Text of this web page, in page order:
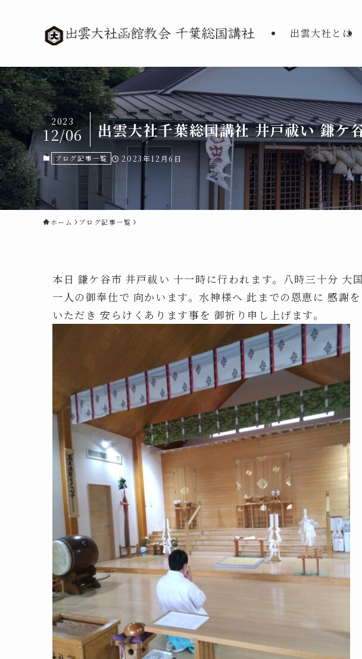
出雲大社とは
出雲大社千葉総国講社 井戸祓い 鎌ケ
2023
12/06
ブログ記事一覧 2023年12月6日
ホーム ブログ記事一覧
本日 鎌ケ谷市 井戸祓い 十一時に行われます。八時三十分 大
一人の御奉仕で 向かいます。水神様へ 此までの恩恵に 感謝
いただき 安らけくあります事を 御祈り申し上げます。